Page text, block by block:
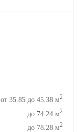
от 35.85 до 45.38 м2
до 74.24 м2
до 78.28 м2